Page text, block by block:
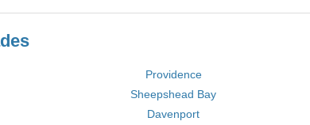
Providence
Sheepshead Bay
Davenport